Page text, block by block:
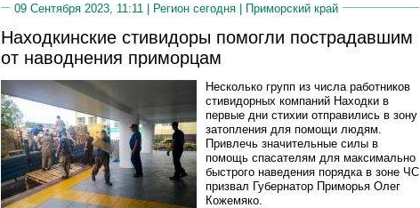
09 Сентября 2023, 11:11 | Регион сегодня | Приморский край
Находкинские стивидоры помогли пострадавшим
от наводнения приморцам
Несколько групп из числа работников
стивидорных компаний Находки в
первые дни стихии отправились в зону
затопления для помощи людям.
Привлечь значительные силы в
помощь спасателям для максимально
быстрого наведения порядка в зоне ЧС
призвал Губернатор Приморья Олег
Кожемяко.